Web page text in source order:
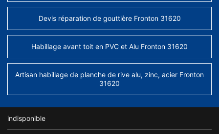
Devis réparation de gouttière Fronton 31620
Habillage avant toit en PVC et Alu Fronton 31620
Artisan habillage de planche de rive alu, zinc, acier Fronton
31620
indisponible